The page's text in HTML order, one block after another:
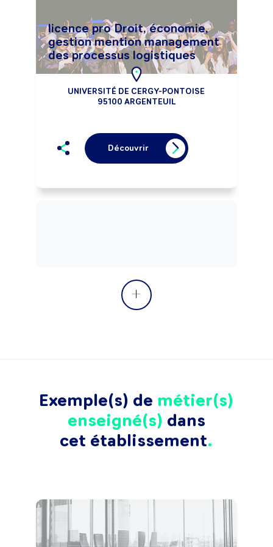
licence pro Droit, économie,
gestion mention management
des processus logistiques
UNIVERSITÉ DE CERGY-PONTOISE
95100 ARGENTEUIL
Découvrir
Exemple(s) de métier(s)
enseigné(s) dans
cet établissement